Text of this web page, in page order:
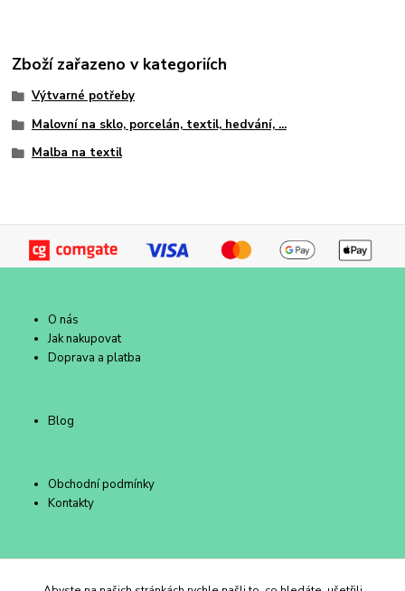
Zboží zařazeno v kategoriích
Výtvarné potřeby
Malovní na sklo, porcelán, textil, hedvání, ...
Malba na textil
O nás
Jak nakupovat
Doprava a platba
Blog
Obchodní podmínky
Kontakty
Duhový Ateliér Kroměříž